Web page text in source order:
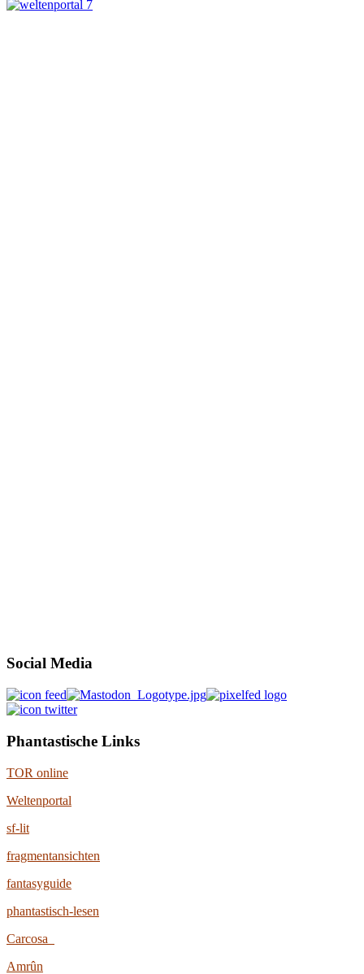
Social Media
Phantastische Links
TOR online
Weltenportal
sf-lit
fragmentansichten
fantasyguide
phantastisch-lesen
Carcosa
Amrûn